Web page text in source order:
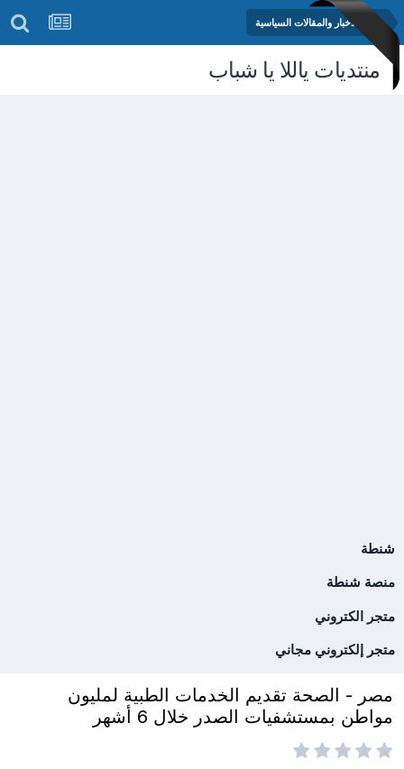
منتدى الأخبار والمقالات السياسية
منتديات ياللا يا شباب
شنطة
منصة شنطة
متجر الكتروني
متجر إلكتروني مجاني
مصر - الصحة تقديم الخدمات الطبية لمليون
مواطن بمستشفيات الصدر خلال 6 أشهر